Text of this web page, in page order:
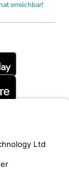
erreichbar!